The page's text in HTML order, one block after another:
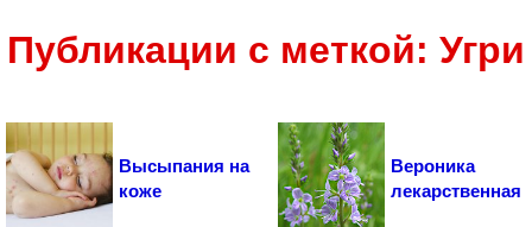
Публикации с меткой: Угри
Высыпания на
коже
Вероника
лекарственная